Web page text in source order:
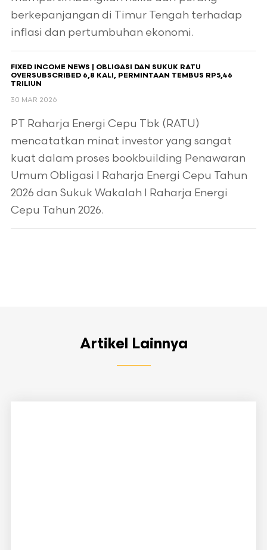
berkepanjangan di Timur Tengah terhadap
inflasi dan pertumbuhan ekonomi.
FIXED INCOME NEWS | OBLIGASI DAN SUKUK RATU
OVERSUBSCRIBED 6,8 KALI, PERMINTAAN TEMBUS RP5,46
TRILIUN
30 MAR 2026
PT Raharja Energi Cepu Tbk (RATU)
mencatatkan minat investor yang sangat
kuat dalam proses bookbuilding Penawaran
Umum Obligasi I Raharja Energi Cepu Tahun
2026 dan Sukuk Wakalah I Raharja Energi
Cepu Tahun 2026.
Artikel Lainnya